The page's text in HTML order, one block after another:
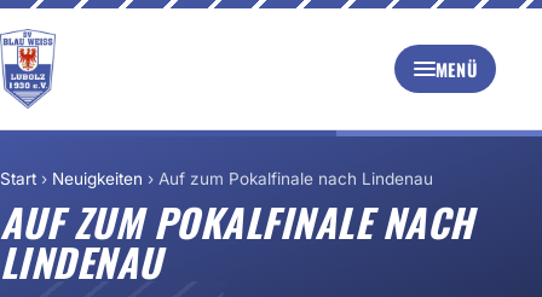
MENÜ
Start › Neuigkeiten › Auf zum Pokalfinale nach Lindenau
AUF ZUM POKALFINALE NACH
LINDENAU